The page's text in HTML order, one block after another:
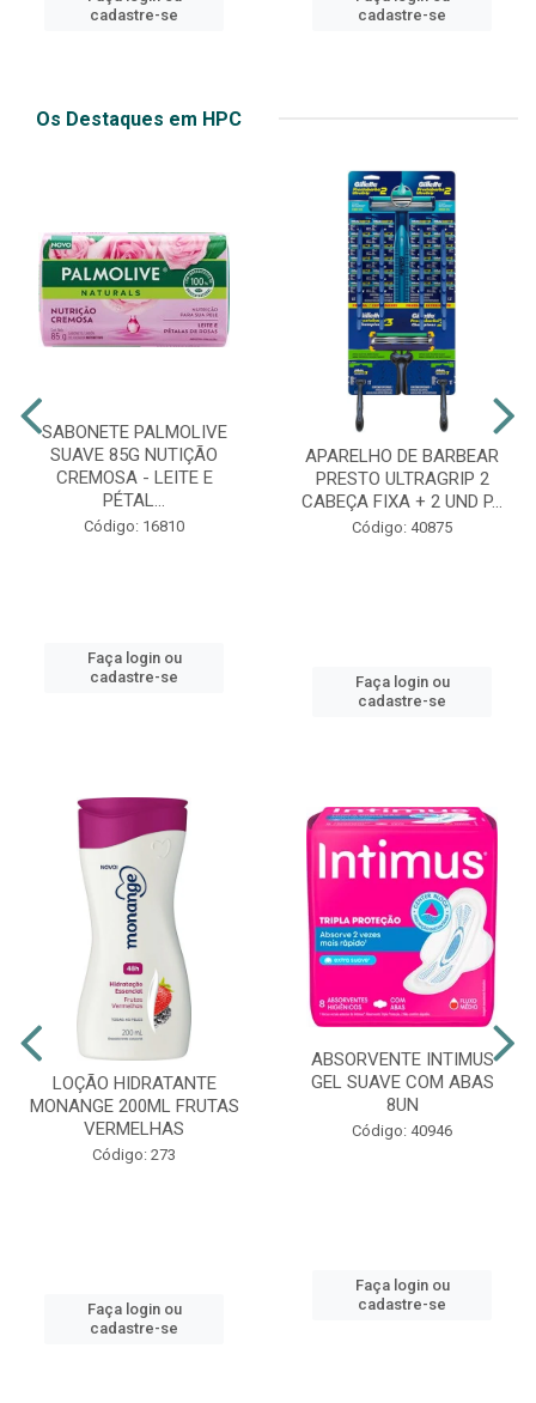
cadastre-se
cadastre-se
Os Destaques em HPC
SABONETE PALMOLIVE
SUAVE 85G NUTIÇÃO
CREMOSA - LEITE E
PÉTAL...
Código: 16810
Faça login ou
cadastre-se
APARELHO DE BARBEAR
PRESTO ULTRAGRIP 2
CABEÇA FIXA + 2 UND P...
Código: 40875
Faça login ou
cadastre-se
LOÇÃO HIDRATANTE
MONANGE 200ML FRUTAS
VERMELHAS
Código: 273
Faça login ou
cadastre-se
ABSORVENTE INTIMUS
GEL SUAVE COM ABAS
8UN
Código: 40946
Faça login ou
cadastre-se